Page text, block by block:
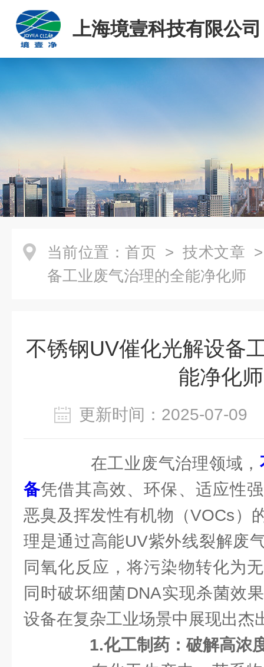
上海境壹科技有限公司
当前位置： 首页 > 技术文章
备工业废气治理的全能净化师
不锈钢UV催化光解设备
能净化师
更新时间：2025-07-
在工业废气治理领域，
备凭借其高效、环保、适应性
恶臭及挥发性有机物（VOCs）
理是通过高能UV紫外线裂解废
同氧化反应，将污染物转化为
同时破坏细菌DNA实现杀菌效
设备在复杂工业场景中展现出杰
1.化工制药：破解高浓